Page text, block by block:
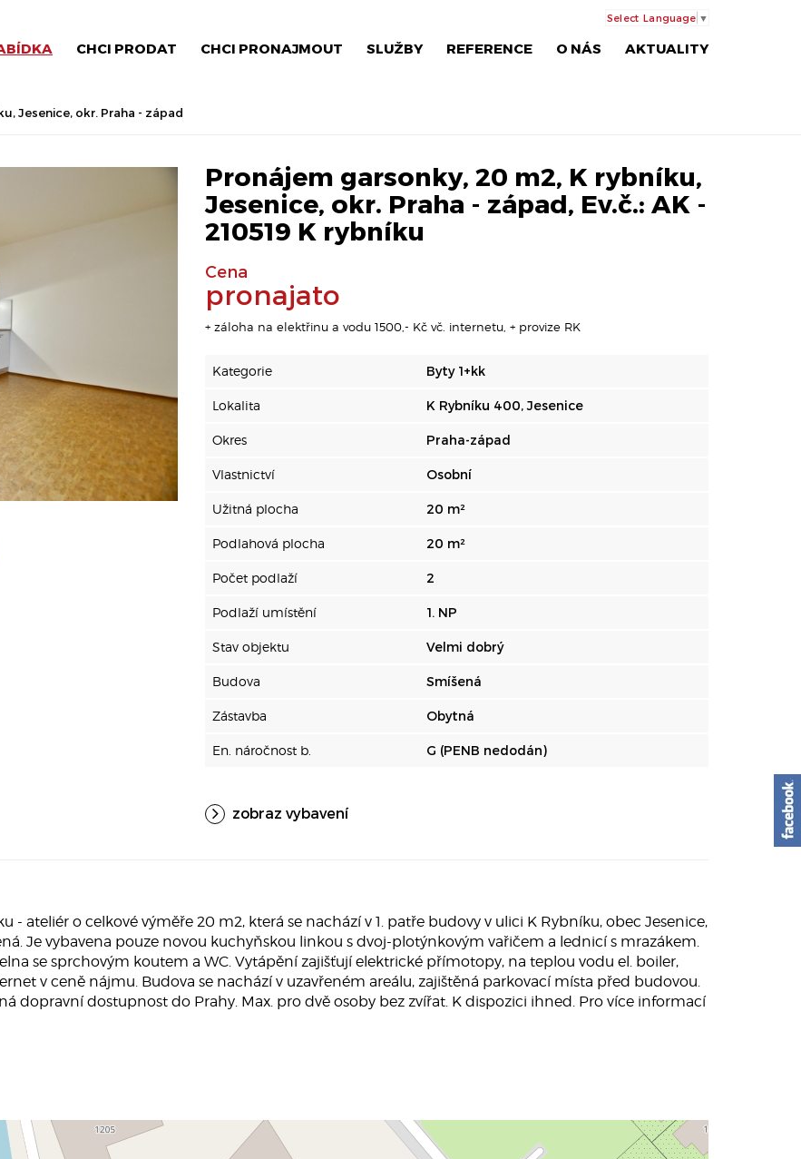
CHCI PRODAT CHCI PRONAJMOUT SLUŽBY REFERENCE O NÁS AKTUALITY
Select Language ▼
Jesenice, okr. Praha - západ
Pronájem garsonky, 20 m2, K rybníku,
Jesenice, okr. Praha - západ, Ev.č.: AK -
210519 K rybníku
Cena
pronajato
+ záloha na elektřinu a vodu 1500,- Kč vč. internetu, + provize RK
Kategorie Byty 1+kk
Lokalita K Rybníku 400, Jesenice
Okres Praha-západ
Vlastnictví Osobní
Užitná plocha 20 m²
Podlahová plocha 20 m²
Počet podlaží 2
Podlaží umístění 1. NP
Stav objektu Velmi dobrý
Budova Smíšená
Zástavba Obytná
En. náročnost b. G (PENB nedodán)
zobraz vybavení
ateliér o celkové výměře 20 m2, která se nachází v 1. patře budovy v ulici K Rybníku, obec Jesenice,
Je vybavena pouze novou kuchyňskou linkou s dvoj-plotýnkovým vařičem a lednicí s mrazákem.
se sprchovým koutem a WC. Vytápění zajišťují elektrické přímotopy, na teplou vodu el. boiler,
v ceně nájmu. Budova se nachází v uzavřeném areálu, zajištěná parkovací místa před budovou.
dopravní dostupnost do Prahy. Max. pro dvě osoby bez zvířat. K dispozici ihned. Pro více informací